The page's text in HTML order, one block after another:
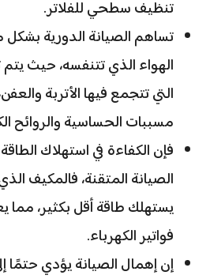
تنظيف سطحي للفلاتر.
تساهم الصيانة الدورية
الهواء الذي تتنفسه، حيث يتم
التي تتجمع فيها الأتربة
مسببات الحساسية والروائح
فإن الكفاءة في استهلاك
الصيانة المتقنة، فالمكيف
يستهلك طاقة أقل بكثير، مما
فواتير الكهرباء.
إن إهمال الصيانة يؤدي حتمًا